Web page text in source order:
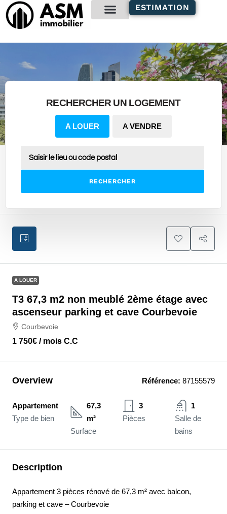
principal
ESTIMATION
RECHERCHER UN LOGEMENT
A LOUER A VENDRE
RECHERCHER
A LOUER
T3 67,3 m2 non meublé 2ème étage avec
ascenseur parking et cave Courbevoie
Courbevoie
1 750€ / mois C.C
Overview Référence: 87155579
Appartement
Type de bien
67,3
m²
Surface
3
Pièces
1
Salle de
bains
Description
Appartement 3 pièces rénové de 67,3 m² avec balcon,
parking et cave – Courbevoie